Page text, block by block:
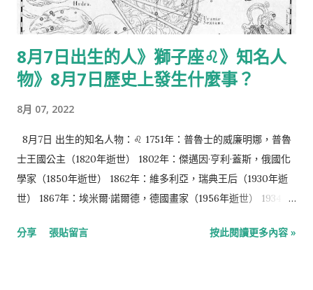
8月7日出生的人》獅子座♌️》知名人
物》8月7日歷史上發生什麼事？
8月 07, 2022
8月7日 出生的知名人物：♌️ 1751年：普魯士的威廉明娜，普魯
士王國公主（1820年逝世） 1802年：傑邁因·亨利·蓋斯，俄國化
學家（1850年逝世） 1862年：維多利亞，瑞典王后（1930年逝
世） 1867年：埃米爾·諾爾德，德國畫家（1956年逝世） 1934
年：林建岳，香港企業家 1960年：大衛·杜考夫尼，美國演員、
分享 張貼留言 按此閱讀更多內容 »